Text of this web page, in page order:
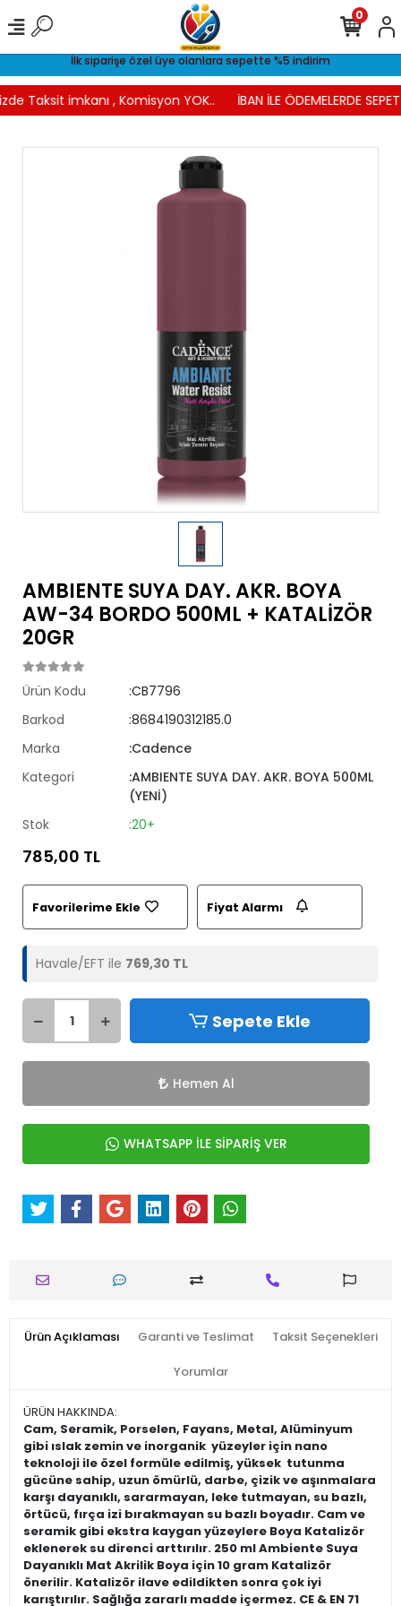
İlk siparişe özel üye olanlara sepette %5 indirim
Taksit imkanı , Komisyon YOK.. İBAN İLE ÖDEMELERDE
0
AMBIENTE SUYA DAY. AKR. BOYA
AW-34 BORDO 500ML + KATALİZÖR
20GR
Ürün Kodu
:CB7796
Barkod
:8684190312185.0
Marka
:Cadence
Kategori
:AMBIENTE SUYA DAY. AKR. BOYA 500ML
(YENİ)
Stok
:20+
785,00 TL
Favorilerime Ekle Fiyat Alarmı
Havale/EFT ile 769,30 TL
Sepete Ekle
Hemen Al
WHATSAPP İLE SİPARİŞ VER
Ürün Açıklaması Garanti ve Teslimat Taksit Seçenekleri
Yorumlar
ÜRÜN HAKKINDA:
Cam, Seramik, Porselen, Fayans, Metal, Alüminyum
gibi ıslak zemin ve inorganik yüzeyler için nano
teknoloji ile özel formüle edilmiş, yüksek tutunma
gücüne sahip, uzun ömürlü, darbe, çizik ve aşınmalara
karşı dayanıklı, sararmayan, leke tutmayan, su bazlı,
örtücü, fırça izi bırakmayan su bazlı boyadır. Cam ve
seramik gibi ekstra kaygan yüzeylere Boya Katalizör
eklenerek su direnci arttırılır. 250 ml Ambiente Suya
Dayanıklı Mat Akrilik Boya için 10 gram Katalizör
önerilir. Katalizör ilave edildikten sonra çok iyi
karıştırılır. Sağlığa zararlı madde içermez. CE & EN 71